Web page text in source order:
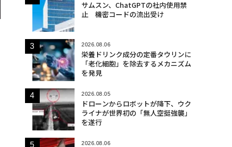
サムスン、ChatGPTの社内使用禁
止 機密コードの流出受け
2026.08.06
栄養ドリンク成分の定番タウリンに
「老化細胞」を除去するメカニズム
を発見
2026.08.05
ドローンからロボットが降下、ウク
ライナが世界初の「無人空挺強襲」
を遂行
2026.08.06